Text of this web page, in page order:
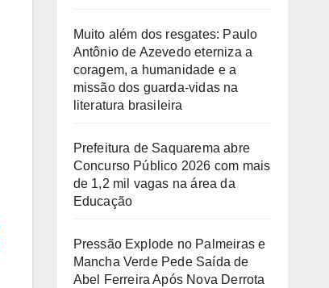
Muito além dos resgates: Paulo
Antônio de Azevedo eterniza a
coragem, a humanidade e a
missão dos guarda-vidas na
literatura brasileira
Prefeitura de Saquarema abre
Concurso Público 2026 com mais
de 1,2 mil vagas na área da
Educação
Pressão Explode no Palmeiras e
Mancha Verde Pede Saída de
Abel Ferreira Após Nova Derrota